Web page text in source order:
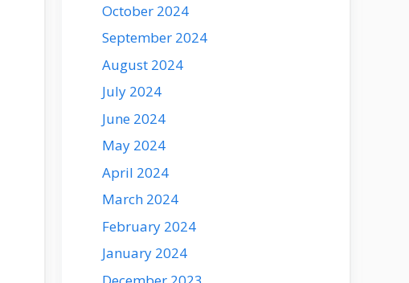
October 2024
September 2024
August 2024
July 2024
June 2024
May 2024
April 2024
March 2024
February 2024
January 2024